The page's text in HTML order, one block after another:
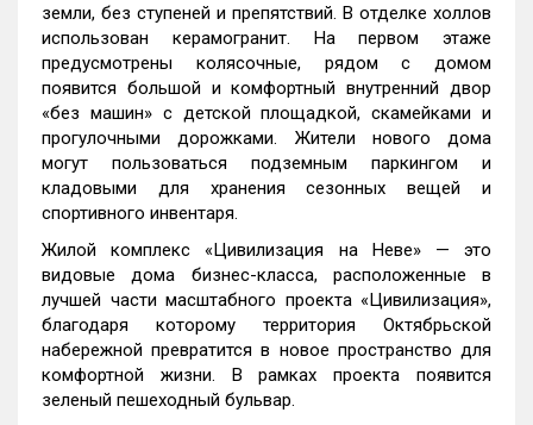
земли, без ступеней и препятствий. В отделке холлов
использован керамогранит. На первом этаже
предусмотрены колясочные, рядом с домом
появится большой и комфортный внутренний двор
«без машин» с детской площадкой, скамейками и
прогулочными дорожками. Жители нового дома
могут пользоваться подземным паркингом и
кладовыми для хранения сезонных вещей и
спортивного инвентаря.
Жилой комплекс «Цивилизация на Неве» — это
видовые дома бизнес-класса, расположенные в
лучшей части масштабного проекта «Цивилизация»,
благодаря которому территория Октябрьской
набережной превратится в новое пространство для
комфортной жизни. В рамках проекта появится
зеленый пешеходный бульвар.